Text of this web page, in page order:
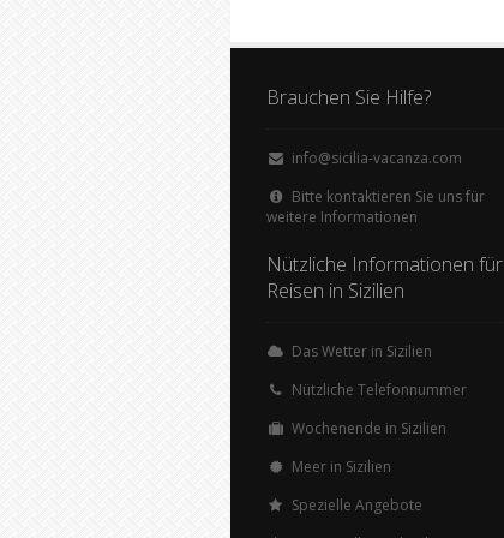
Brauchen Sie Hilfe?
info@sicilia-vacanza.com
Bitte kontaktieren Sie uns für
weitere Informationen
Nützliche Informationen für
Reisen in Sizilien
Das Wetter in Sizilien
Nützliche Telefonnummer
Wochenende in Sizilien
Meer in Sizilien
Spezielle Angebote